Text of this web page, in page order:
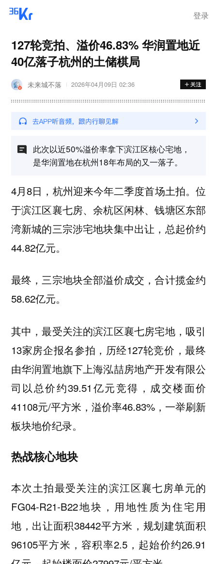
登录
127轮竞拍、溢价46.83% 华润置地近
40亿落子杭州的土储棋局
未来城不落 2026年04月09日 02:36
此次以近50%溢价率拿下滨江区核心宅地，
是华润置地在杭州18年布局的又一落子。
4月8日，杭州迎来今年二季度首场土拍。位
于滨江区襄七房、余杭区闲林、钱塘区东部
湾新城的三宗涉宅地块集中出让，总起价约
44.82亿元。
最终，三宗地块全部溢价成交，合计揽金约
58.62亿元。
其中，最受关注的滨江区襄七房宅地，吸引
13家房企报名参拍，历经127轮竞价，最终
由华润置地旗下上海泓喆房地产开发有限公
司以总价约39.51亿元竞得，成交楼面价
41108元/平方米，溢价率46.83%，一举刷新
板块地价纪录。
热战核心地块
本次土拍最受关注的滨江区襄七房单元的
FG04-R21-B22地块，用地性质为住宅用
地，出让面积38442平方米，规划建筑面积
96105平方米，容积率2.5，起始价约26.91